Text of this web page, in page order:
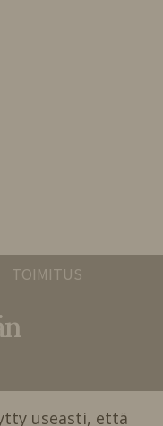
TOIMITUS
useasti, että